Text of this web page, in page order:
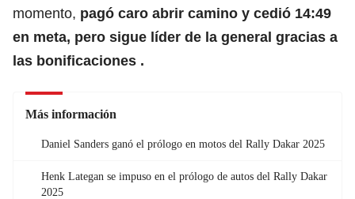
momento, pagó caro abrir camino y cedió 14:49
en meta, pero sigue líder de la general gracias a
las bonificaciones .
Más información
Daniel Sanders ganó el prólogo en motos del Rally Dakar 2025
Henk Lategan se impuso en el prólogo de autos del Rally Dakar
2025